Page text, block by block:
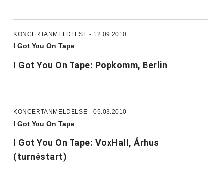
KONCERTANMELDELSE - 12.09.2010
I Got You On Tape
I Got You On Tape: Popkomm, Berlin
KONCERTANMELDELSE - 05.03.2010
I Got You On Tape
I Got You On Tape: VoxHall, Århus
(turnéstart)